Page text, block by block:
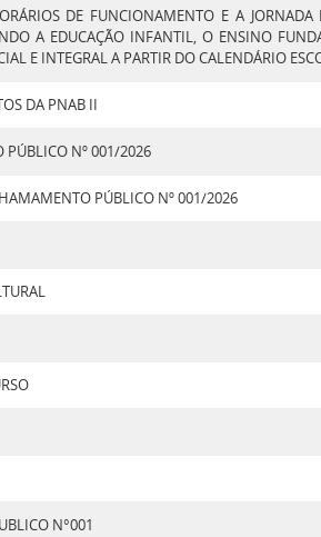
DE FUNCIONAMENTO E A JORNADA
A EDUCAÇÃO INFANTIL, O ENSINO
E INTEGRAL A PARTIR DO CALENDÁRIO
DA PNAB II
PÚBLICO Nº 001/2026
PÚBLICO Nº 001/2026
N°001